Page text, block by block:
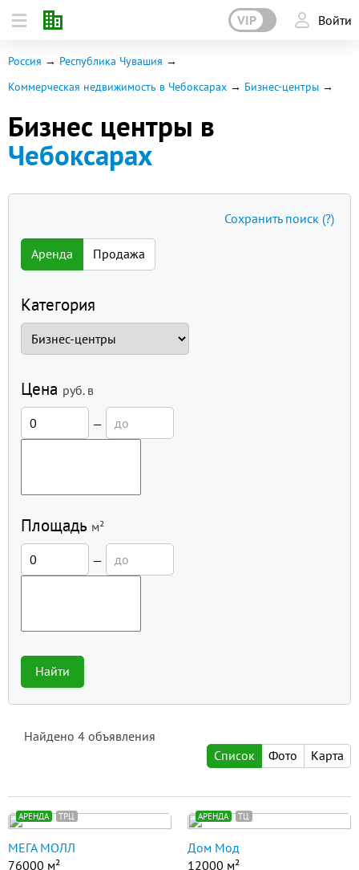
VIP Войти
Россия
Республика Чувашия
Коммерческая недвижимость в Чебоксарах
Бизнес-центры
Бизнес центры в
Чебоксарах
Аренда Продажа
Категория
Цена руб. в
—
Площадь м²
—
Найти
Сохранить поиск (?)
Найдено 4 объявления
Список
Фото Карта
АРЕНДА ТРЦ
МЕГА МОЛЛ
76000 м²
АРЕНДА ТЦ
Дом Мод
12000 м²